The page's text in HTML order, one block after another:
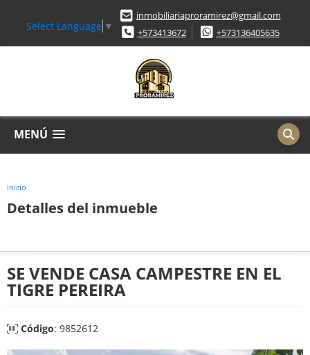
Select Language ▼
inmobiliariaproramirez@gmail.com
+573413672
+573136405635
MENÚ
Inicio
Detalles del inmueble
SE VENDE CASA CAMPESTRE EN EL
TIGRE PEREIRA
Código: 9852612